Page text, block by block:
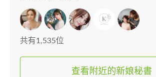
共有1,535位
查看附近的新娘秘書